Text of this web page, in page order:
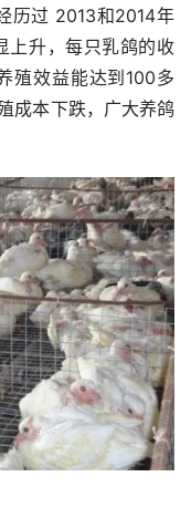
历过 2013和2014年
上升，每只乳鸽的收
殖效益能达到100多
成本下跌，广大养鸽